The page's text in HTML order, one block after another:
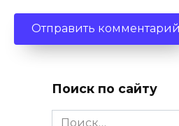
Поиск по сайту
Search